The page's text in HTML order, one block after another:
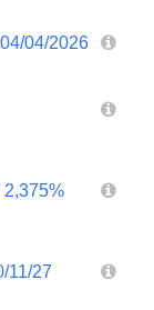
04/2026
11/27